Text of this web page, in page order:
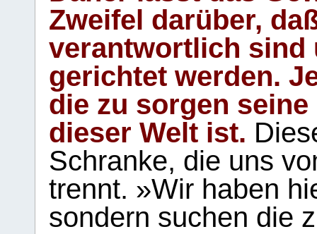
Zweifel darüber,
verantwortlich sind
gerichtet werden.
die zu sorgen
dieser Welt ist.
Schranke, die uns
trennt. »Wir haben
sondern suchen die